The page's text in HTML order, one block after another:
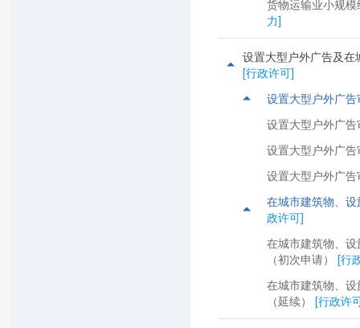
货物运输业小规
力]
设置大型户外广告及
[行政许可]
设置大型户外广
设置大型户外广
设置大型户外广
设置大型户外广
在城市建筑物、
政许可]
在城市建筑物、
（初次申请） [行
在城市建筑物、
（延续） [行政许